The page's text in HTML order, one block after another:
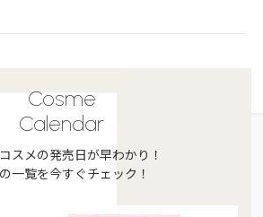
Cosme
Calendar
スメの発売日が早わかり！
一覧を今すぐチェック！